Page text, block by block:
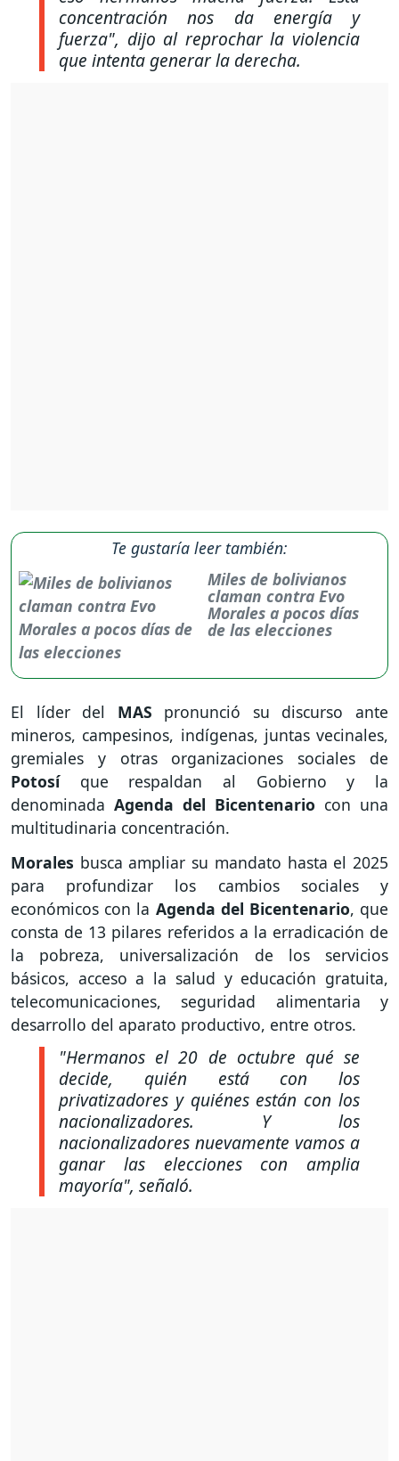
concentración nos da energía y
fuerza", dijo al reprochar la violencia
que intenta generar la derecha.
Te gustaría leer también:
Miles de bolivianos
claman contra Evo
Morales a pocos días
de las elecciones
El líder del MAS pronunció su discurso ante
mineros, campesinos, indígenas, juntas vecinales,
gremiales y otras organizaciones sociales de
Potosí que respaldan al Gobierno y la
denominada Agenda del Bicentenario con una
multitudinaria concentración.
Morales busca ampliar su mandato hasta el 2025
para profundizar los cambios sociales y
económicos con la Agenda del Bicentenario, que
consta de 13 pilares referidos a la erradicación de
la pobreza, universalización de los servicios
básicos, acceso a la salud y educación gratuita,
telecomunicaciones, seguridad alimentaria y
desarrollo del aparato productivo, entre otros.
"Hermanos el 20 de octubre qué se
decide, quién está con los
privatizadores y quiénes están con los
nacionalizadores. Y los
nacionalizadores nuevamente vamos a
ganar las elecciones con amplia
mayoría", señaló.